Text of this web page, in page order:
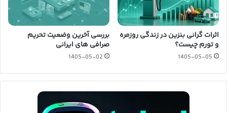
اثرات گرانی بنزین در زندگی روزمره
و تورم چیست؟
1405-05-05
بررسی آخرین وضعیت تحریم
صرافی های ایرانی
1405-05-02